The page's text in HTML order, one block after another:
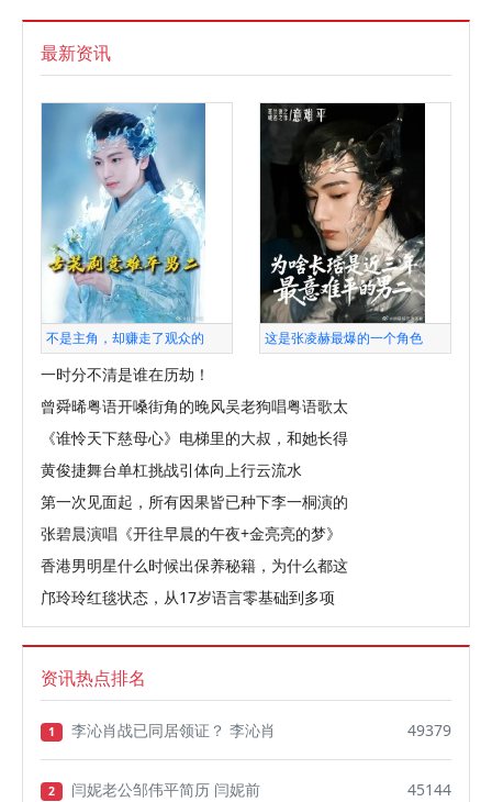
最新资讯
不是主角，却赚走了观众的 这是张凌赫最爆的一个角色
一时分不清是谁在历劫！
曾舜晞粤语开嗓街角的晚风吴老狗唱粤语歌太
《谁怜天下慈母心》电梯里的大叔，和她长得
黄俊捷舞台单杠挑战引体向上行云流水
第一次见面起，所有因果皆已种下李一桐演的
张碧晨演唱《开往早晨的午夜+金亮亮的梦》
香港男明星什么时候出保养秘籍，为什么都这
邝玲玲红毯状态，从17岁语言零基础到多项
资讯热点排名
1 李沁肖战已同居领证？ 李沁肖 49379
2 闫妮老公邹伟平简历 闫妮前 45144